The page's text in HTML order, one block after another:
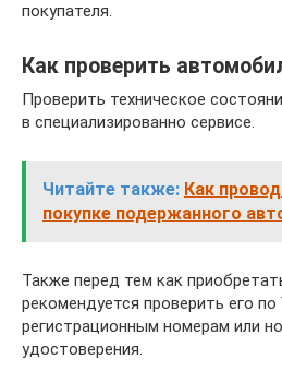
покупателя.
Как проверить
Проверить техническое
в специализированно сервисе.
Читайте также: Как
покупке подержанного
Также перед тем как
рекомендуется проверить его по
регистрационным номерам или
удостоверения.